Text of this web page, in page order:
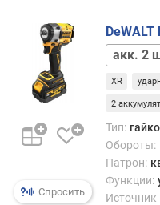
м
у
л
т
о
а
(
)Спросить
DeWALT
акк.
XR
2
Тип:
Обороты:
Патрон:
Функции:
Источник